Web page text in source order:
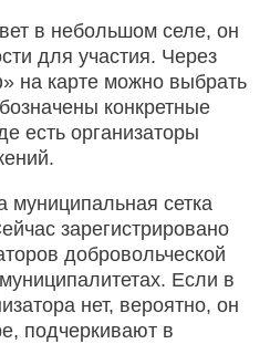
в небольшом селе, он
для участия. Через
на карте можно выбрать
конкретные
есть организаторы
муниципальная сетка
зарегистрировано
добровольческой
Если в
нет, вероятно, он
подчеркивают в